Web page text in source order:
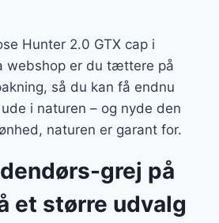
Hunter 2.0 GTX cap i
webshop er du tættere på
så du kan få endnu
i naturen – og nyde den
naturen er garant for.
grej på
et større udvalg